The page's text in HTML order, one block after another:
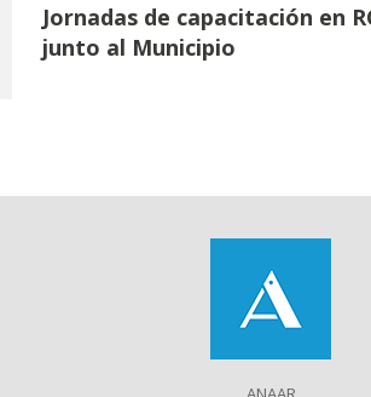
Jornadas de capacitación en
junto al Municipio